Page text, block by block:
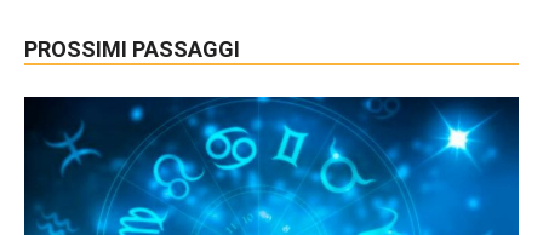
PROSSIMI PASSAGGI